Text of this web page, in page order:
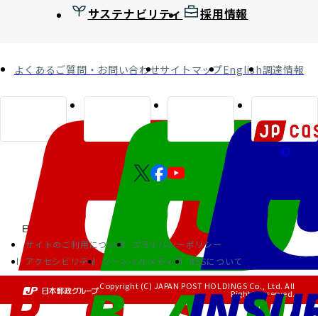
サステナビリティ 採用情報
よくあるご質問・お問い合わせサイトマップEnglish調達情報
サイトのご利用について
プライバシーポリシー
アクセシビリティ
ソーシャルメディア RSSについて
Copyright (C) JAPAN POST HOLDINGS Co., Ltd. All
Rights Reserved.